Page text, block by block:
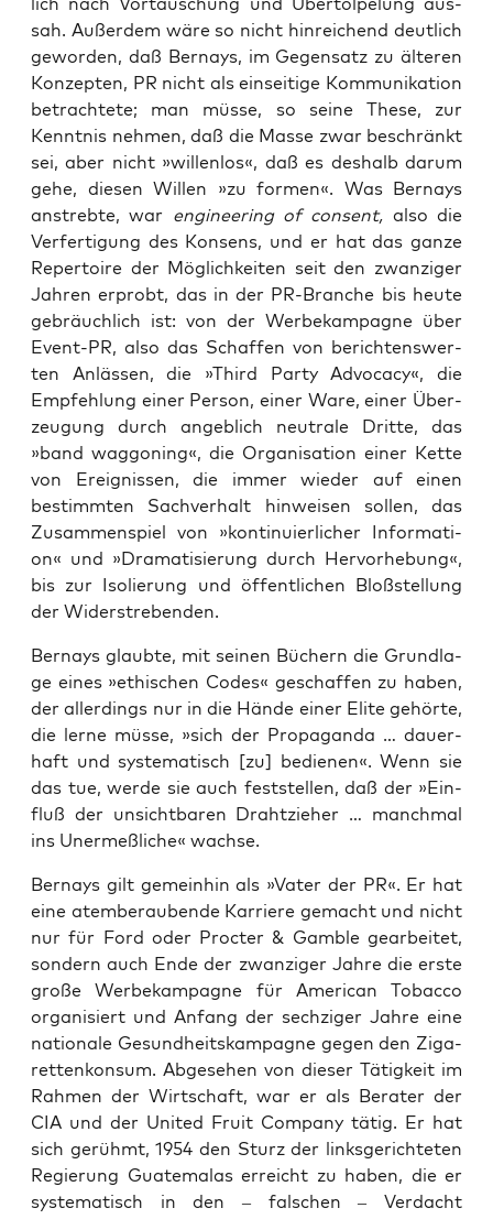
sah. Außer­dem wäre so nicht hin­rei­chend deut­lich
gewor­den, daß Ber­nays, im Gegen­satz zu älte­ren
Kon­zep­ten, PR nicht als ein­sei­ti­ge Kom­mu­ni­ka­ti­on
betrach­te­te; man müs­se, so sei­ne The­se, zur
Kennt­nis neh­men, daß die Mas­se zwar beschränkt
sei, aber nicht »wil­len­los«, daß es des­halb dar­um
gehe, die­sen Wil­len »zu for­men«. Was Ber­nays
anstreb­te, war engi­nee­ring of con­sent, also die
Ver­fer­ti­gung des Kon­sens, und er hat das gan­ze
Reper­toire der Mög­lich­kei­ten seit den zwan­zi­ger
Jah­ren erprobt, das in der PR-Bran­che bis heu­te
gebräuch­lich ist: von der Wer­be­kam­pa­gne über
Event-PR, also das Schaf­fen von berich­tens­wer­
ten Anläs­sen, die »Third Par­ty Advo­ca­cy«, die
Emp­feh­lung einer Per­son, einer Ware, einer Über­
zeu­gung durch angeb­lich neu­tra­le Drit­te, das
»band wag­go­ning«, die Orga­ni­sa­ti­on einer Ket­te
von Ereig­nis­sen, die immer wie­der auf einen
bestimm­ten Sach­ver­halt hin­wei­sen sol­len, das
Zusam­men­spiel von »kon­ti­nu­ier­li­cher Infor­ma­ti­
on« und »Dra­ma­ti­sie­rung durch Her­vor­he­bung«,
bis zur Iso­lie­rung und öffent­li­chen Bloß­stel­lung
der Widerstrebenden.
Ber­nays glaub­te, mit sei­nen Büchern die Grund­la­
ge eines »ethi­schen Codes« geschaf­fen zu haben,
der aller­dings nur in die Hän­de einer Eli­te gehör­te,
die ler­ne müs­se, »sich der Pro­pa­gan­da … dau­er­
haft und sys­te­ma­tisch [zu] bedie­nen«. Wenn sie
das tue, wer­de sie auch fest­stel­len, daß der »Ein­
fluß der unsicht­ba­ren Draht­zie­her … manch­mal
ins Uner­meß­li­che« wachse.
Ber­nays gilt gemein­hin als »Vater der PR«. Er hat
eine atem­be­rau­ben­de Kar­rie­re gemacht und nicht
nur für Ford oder Proc­ter & Gam­ble gear­bei­tet,
son­dern auch Ende der zwan­zi­ger Jah­re die ers­te
gro­ße Werbe­kampagne für Ame­ri­can Tob­ac­co
orga­ni­siert und Anfang der sech­zi­ger Jah­re eine
natio­na­le Gesund­heits­kam­pa­gne gegen den Ziga­
ret­ten­kon­sum. Abge­se­hen von die­ser Tätig­keit im
Rah­men der Wirt­schaft, war er als Bera­ter der
CIA und der United Fruit Com­pa­ny tätig. Er hat
sich gerühmt, 1954 den Sturz der links­ge­rich­te­ten
Regie­rung Gua­te­ma­las erreicht zu haben, die er
sys­te­ma­tisch in den – fal­schen – Ver­dacht